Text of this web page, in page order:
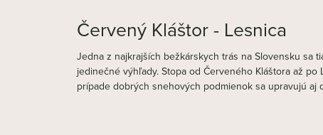
Červený Kláštor - Lesnica
Jedna z najkrajších bežkárskych trás na Slovensku sa
jedinečné výhľady. Stopa od Červeného Kláštora až
prípade dobrých snehových podmienok sa upravujú aj